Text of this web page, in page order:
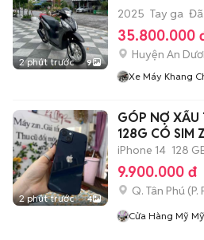
2 phút trước 9
2025 Tay ga
35.800.000
Huyện An
Xe Máy Khang
2 phút trước 4
GÓP NỢ XẤU
128G CÓ SIM
iPhone 14 128
9.900.000 đ
Q. Tân Phú (P.
Cửa Hàng Mỹ Mỹ